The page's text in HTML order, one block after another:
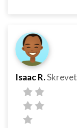
Isaac R.Skrevet